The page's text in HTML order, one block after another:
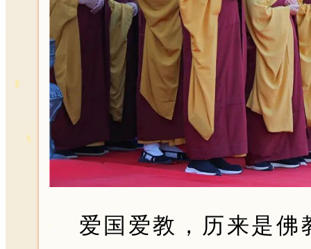
爱国爱教，历来是佛